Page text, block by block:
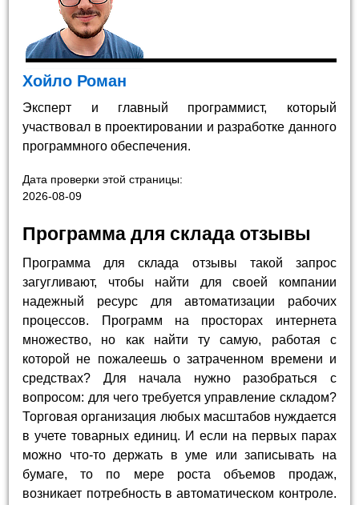
Хойло Роман
Эксперт и главный программист, который
участвовал в проектировании и разработке данного
программного обеспечения.
Дата проверки этой страницы:
2026-08-09
Программа для склада отзывы
Программа для склада отзывы такой запрос
загугливают, чтобы найти для своей компании
надежный ресурс для автоматизации рабочих
процессов. Программ на просторах интернета
множество, но как найти ту самую, работая с
которой не пожалеешь о затраченном времени и
средствах? Для начала нужно разобраться с
вопросом: для чего требуется управление складом?
Торговая организация любых масштабов нуждается
в учете товарных единиц. И если на первых парах
можно что-то держать в уме или записывать на
бумаге, то по мере роста объемов продаж,
возникает потребность в автоматическом контроле.